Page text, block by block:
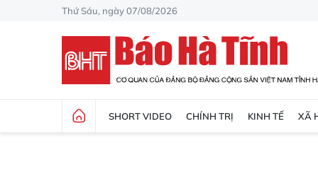
Thứ Sáu, ngày 07/08/2026
SHORT VIDEO CHÍNH TRỊ KINH TẾ XÃ